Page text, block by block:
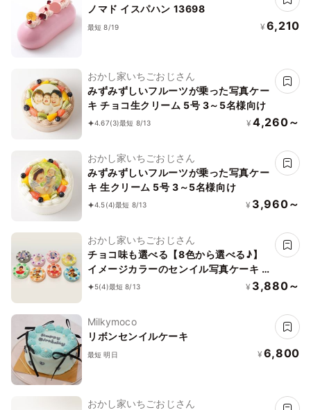
ノマド イスパハン 13698
最短 8/19 ¥ 6,210
おかし家いちごおじさん
みずみずしいフルーツが乗った写真ケー
キ チョコ生クリーム 5号 3～5名様向け
4.67(3)最短 8/13 ¥ 4,260～
おかし家いちごおじさん
みずみずしいフルーツが乗った写真ケー
キ 生クリーム 5号 3～5名様向け
4.5(4)最短 8/13 ¥ 3,960～
おかし家いちごおじさん
チョコ味も選べる【8色から選べる♪】
イメージカラーのセンイル写真ケーキ 3
号 1～2名様向け
5(4)最短 8/13 ¥ 3,880～
Milkymoco
リボンセンイルケーキ
最短 明日 ¥ 6,800
おかし家いちごおじさん